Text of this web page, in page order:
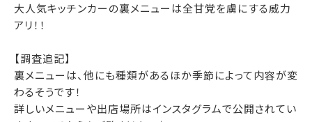
大人気キッチンカーの裏メニューは全甘党を虜にする威力
アリ！！
【調査追記】
裏メニューは、他にも種類があるほか季節によって内容が変
わるそうです！
詳しいメニューや出店場所はインスタグラムで公開されてい